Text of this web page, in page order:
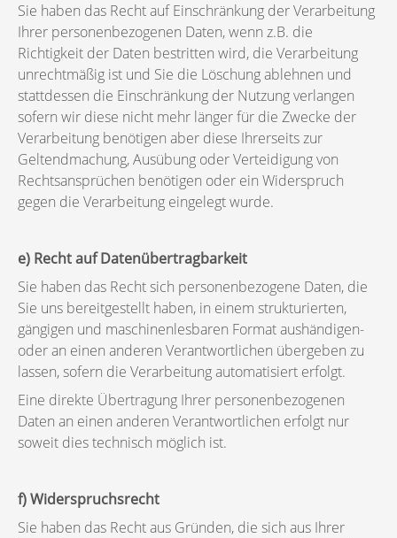
Sie haben das Recht auf Einschränkung der Verarbeitung
Ihrer personenbezogenen Daten, wenn z.B. die
Richtigkeit der Daten bestritten wird, die Verarbeitung
unrechtmäßig ist und Sie die Löschung ablehnen und
stattdessen die Einschränkung der Nutzung verlangen
sofern wir diese nicht mehr länger für die Zwecke der
Verarbeitung benötigen aber diese Ihrerseits zur
Geltendmachung, Ausübung oder Verteidigung von
Rechtsansprüchen benötigen oder ein Widerspruch
gegen die Verarbeitung eingelegt wurde.
e) Recht auf Datenübertragbarkeit
Sie haben das Recht sich personenbezogene Daten, die
Sie uns bereitgestellt haben, in einem strukturierten,
gängigen und maschinenlesbaren Format aushändigen-
oder an einen anderen Verantwortlichen übergeben zu
lassen, sofern die Verarbeitung automatisiert erfolgt.
Eine direkte Übertragung Ihrer personenbezogenen
Daten an einen anderen Verantwortlichen erfolgt nur
soweit dies technisch möglich ist.
f) Widerspruchsrecht
Sie haben das Recht aus Gründen, die sich aus Ihrer